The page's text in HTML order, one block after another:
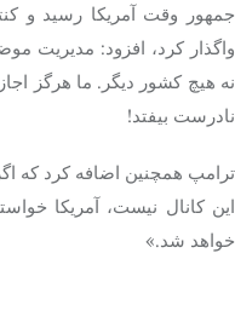
واگذار کرد، افزود: مدیریت
نه هیچ کشور دیگر. ما هرگز
نادرست بیفتد!
ترامپ همچنین اضافه کرد که
این کانال نیست، آمریکا
خواهد شد.»